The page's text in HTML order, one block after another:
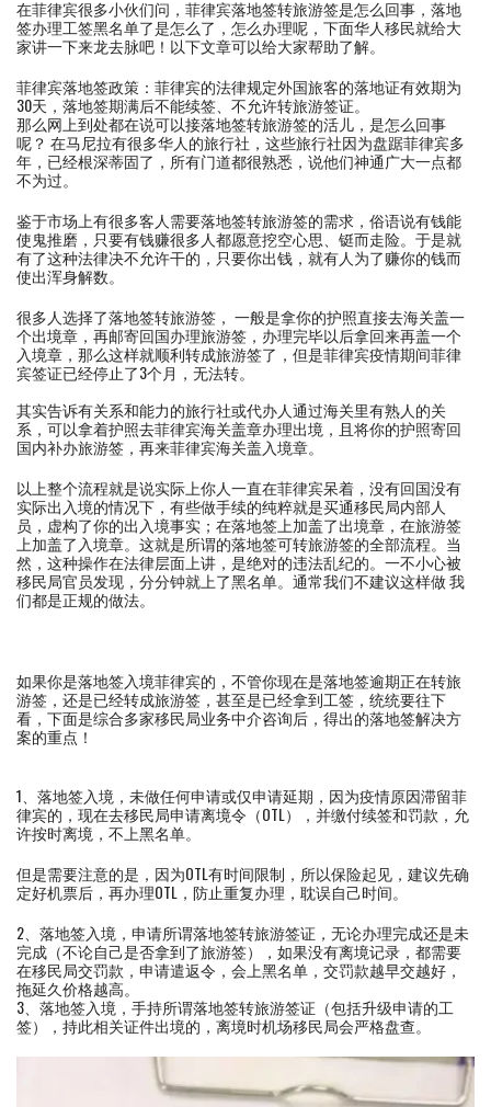
在菲律宾很多小伙们问，菲律宾落地签转旅游签是怎么回事，落地
签办理工签黑名单了是怎么了，怎么办理呢，下面华人移民就给大
家讲一下来龙去脉吧！以下文章可以给大家帮助了解。
菲律宾落地签政策：菲律宾的法律规定外国旅客的落地证有效期为
30天，落地签期满后不能续签、不允许转旅游签证。
那么网上到处都在说可以接落地签转旅游签的活儿，是怎么回事
呢？ 在马尼拉有很多华人的旅行社，这些旅行社因为盘踞菲律宾多
年，已经根深蒂固了，所有门道都很熟悉，说他们神通广大一点都
不为过。
鉴于市场上有很多客人需要落地签转旅游签的需求，俗语说有钱能
使鬼推磨，只要有钱赚很多人都愿意挖空心思、铤而走险。于是就
有了这种法律决不允许干的，只要你出钱，就有人为了赚你的钱而
使出浑身解数。
很多人选择了落地签转旅游签， 一般是拿你的护照直接去海关盖一
个出境章，再邮寄回国办理旅游签，办理完毕以后拿回来再盖一个
入境章，那么这样就顺利转成旅游签了，但是菲律宾疫情期间菲律
宾签证已经停止了3个月，无法转。
其实告诉有关系和能力的旅行社或代办人通过海关里有熟人的关
系，可以拿着护照去菲律宾海关盖章办理出境，且将你的护照寄回
国内补办旅游签，再来菲律宾海关盖入境章。
以上整个流程就是说实际上你人一直在菲律宾呆着，没有回国没有
实际出入境的情况下，有些做手续的纯粹就是买通移民局内部人
员，虚构了你的出入境事实；在落地签上加盖了出境章，在旅游签
上加盖了入境章。这就是所谓的落地签可转旅游签的全部流程。当
然，这种操作在法律层面上讲，是绝对的违法乱纪的。一不小心被
移民局官员发现，分分钟就上了黑名单。通常我们不建议这样做 我
们都是正规的做法。
如果你是落地签入境菲律宾的，不管你现在是落地签逾期正在转旅
游签，还是已经转成旅游签，甚至是已经拿到工签，统统要往下
看，下面是综合多家移民局业务中介咨询后，得出的落地签解决方
案的重点！
1、落地签入境，未做任何申请或仅申请延期，因为疫情原因滞留菲
律宾的，现在去移民局申请离境令（OTL），并缴付续签和罚款，允
许按时离境，不上黑名单。
但是需要注意的是，因为OTL有时间限制，所以保险起见，建议先确
定好机票后，再办理OTL，防止重复办理，耽误自己时间。
2、落地签入境，申请所谓落地签转旅游签证，无论办理完成还是未
完成（不论自己是否拿到了旅游签），如果没有离境记录，都需要
在移民局交罚款，申请遣返令，会上黑名单，交罚款越早交越好，
拖延久价格越高。
3、落地签入境，手持所谓落地签转旅游签证（包括升级申请的工
签），持此相关证件出境的，离境时机场移民局会严格盘查。